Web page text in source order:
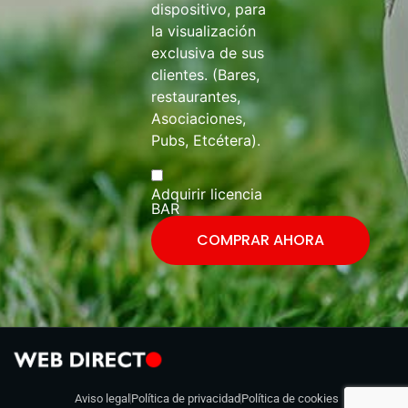
dispositivo, para
la visualización
exclusiva de sus
clientes. (Bares,
restaurantes,
Asociaciones,
Pubs, Etcétera).
Adquirir licencia
BAR
COMPRAR AHORA
Aviso legal Política de privacidad Política de cookies